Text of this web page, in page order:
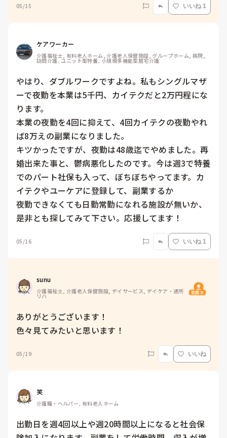
05/15 いいね 1
ケアワーカー
介護福祉士, 有料老人ホーム, 介護老人保健施設, グループホーム, 病院,
訪問介護, ユニット型特養, 小規模多機能型居宅介護
やはり、ダブルワークですよね。私もシングルマザ
ーで夜勤を本業は5千円、カイテクだと2万円程にな
ります。
本業の夜勤を4回に抑えて、4回カイテクの夜勤やれ
ば8万えの副業になりました。
キツかったですが、夜勤は48歳迄でやめました。再
婚出来た事と、鬱病悪化したのです。今は週3で特養
でのパート社保も入って、ぼちぼちやってます。カ
イテクやユーケアに登録して、副業するか
夜勤できなくても日勤常勤になれる施設が無いか、
是非とも探してみて下さい。応援してます！
05/16 いいね 1
sunu
介護福祉士, 介護老人保健施設, デイサービス, デイケア・通所
リハ 質問主
ありがとうございます！
色々見てみたいと思います！
05/19 いいね
笑
介護職・ヘルパー, 有料老人ホーム
出勤日を週4回以上や週20時間以上になると社会保